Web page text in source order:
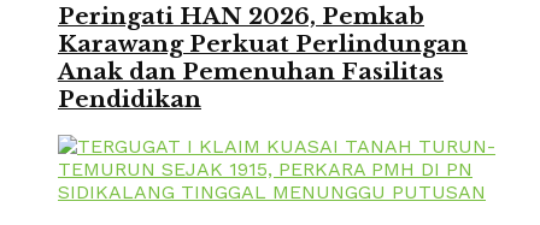
Peringati HAN 2026, Pemkab
Karawang Perkuat Perlindungan
Anak dan Pemenuhan Fasilitas
Pendidikan